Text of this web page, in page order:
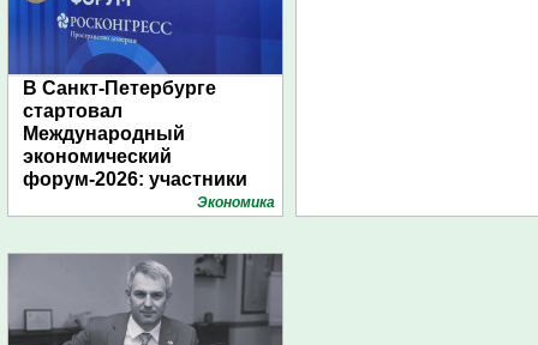
В Санкт-Петербурге
стартовал
Международный
экономический
форум-2026: участники
подготовили креативные
Экономика